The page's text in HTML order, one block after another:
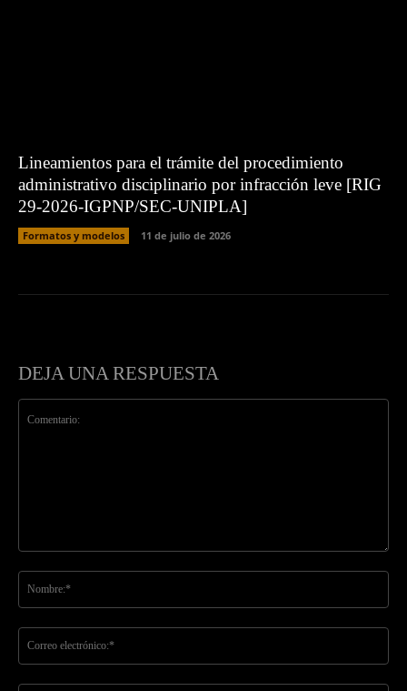
Lineamientos para el trámite del procedimiento
administrativo disciplinario por infracción leve [RIG
29-2026-IGPNP/SEC-UNIPLA]
Formatos y modelos 11 de julio de 2026
DEJA UNA RESPUESTA